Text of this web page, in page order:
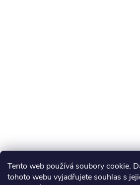
Tento web používá soubory cookie.
tohoto webu vyjadřujete souhlas s